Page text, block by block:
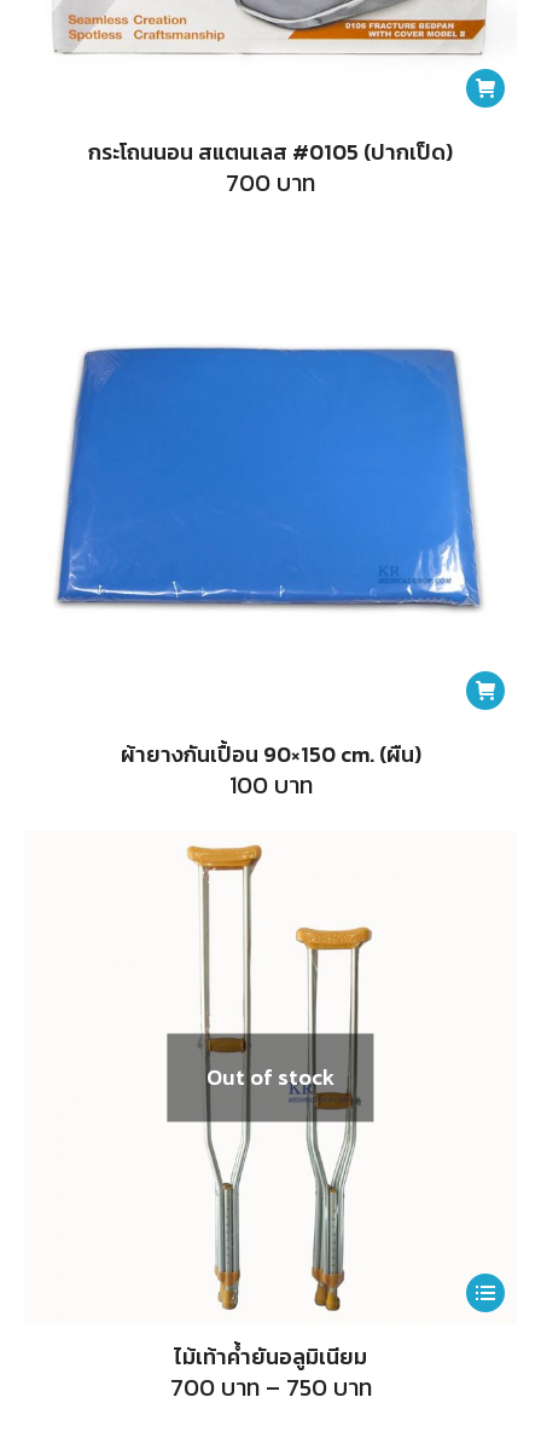
กระโถนนอน สแตนเลส #0105 (ปากเป็ด)
700 บาท
ผ้ายางกันเปื้อน 90×150 cm. (ผืน)
100บาท
This
Out of stock
ไม้เท้าค้ำยันอลูมิเนียม
700บาท – 750บาทPrice
range: